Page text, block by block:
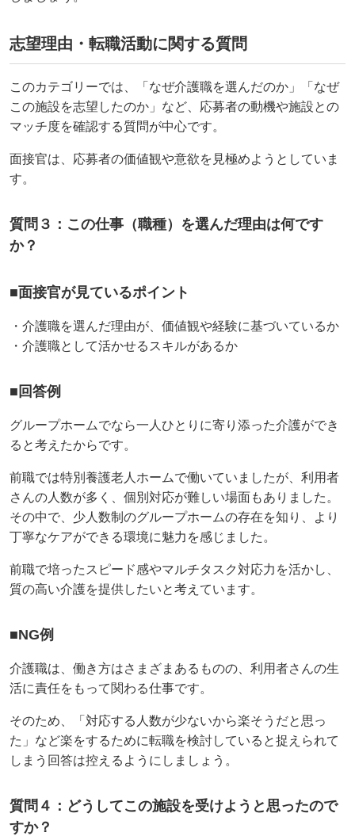
志望理由・転職活動に関する質問
このカテゴリーでは、「なぜ介護職を選んだのか」「なぜ
この施設を志望したのか」など、応募者の動機や施設との
マッチ度を確認する質問が中心です。
面接官は、応募者の価値観や意欲を見極めようとしていま
す。
質問３：この仕事（職種）を選んだ理由は何です
か？
■面接官が見ているポイント
・介護職を選んだ理由が、価値観や経験に基づいているか
・介護職として活かせるスキルがあるか
■回答例
グループホームでなら一人ひとりに寄り添った介護ができ
ると考えたからです。
前職では特別養護老人ホームで働いていましたが、利用者
さんの人数が多く、個別対応が難しい場面もありました。
その中で、少人数制のグループホームの存在を知り、より
丁寧なケアができる環境に魅力を感じました。
前職で培ったスピード感やマルチタスク対応力を活かし、
質の高い介護を提供したいと考えています。
■NG例
介護職は、働き方はさまざまあるものの、利用者さんの生
活に責任をもって関わる仕事です。
そのため、「対応する人数が少ないから楽そうだと思っ
た」など楽をするために転職を検討していると捉えられて
しまう回答は控えるようにしましょう。
質問４：どうしてこの施設を受けようと思ったので
すか？